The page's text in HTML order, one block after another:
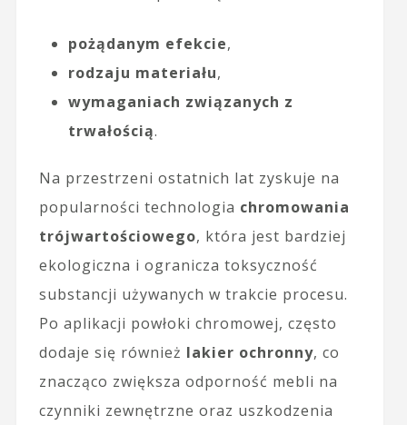
pożądanym efekcie,
rodzaju materiału,
wymaganiach związanych z
trwałością.
Na przestrzeni ostatnich lat zyskuje na
popularności technologia chromowania
trójwartościowego, która jest bardziej
ekologiczna i ogranicza toksyczność
substancji używanych w trakcie procesu.
Po aplikacji powłoki chromowej, często
dodaje się również lakier ochronny, co
znacząco zwiększa odporność mebli na
czynniki zewnętrzne oraz uszkodzenia